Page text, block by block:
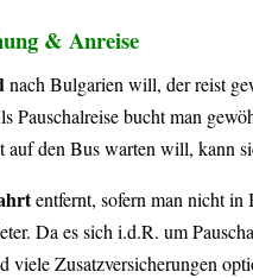
& Anreise
nach Bulgarien will, der reist
Pauschalreise bucht man
auf den Bus warten will, kann
entfernt, sofern man nicht in
Da es sich i.d.R. um
viele Zusatzversicherungen